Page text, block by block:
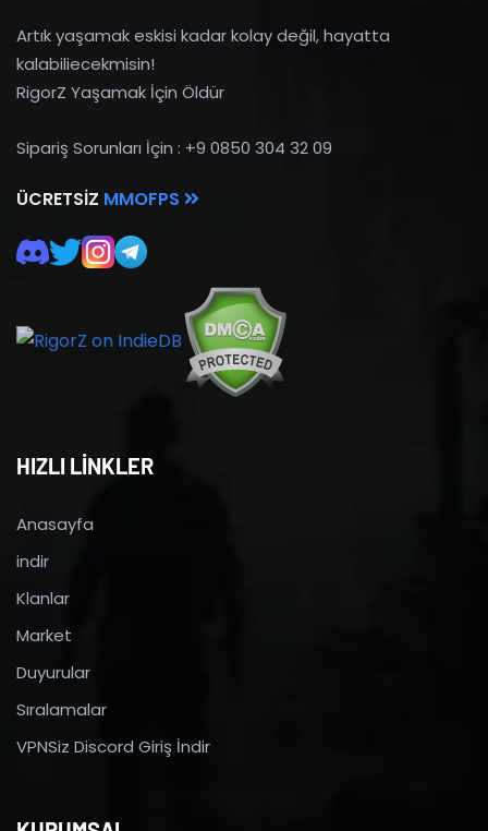
Artık yaşamak eskisi kadar kolay değil, hayatta
kalabiliecekmisin!
RigorZ Yaşamak İçin Öldür
Sipariş Sorunları İçin : +9 0850 304 32 09
ÜCRETSIZ MMOFPS
HIZLI LİNKLER
Anasayfa
indir
Klanlar
Market
Duyurular
Sıralamalar
VPNSiz Discord Giriş İndir